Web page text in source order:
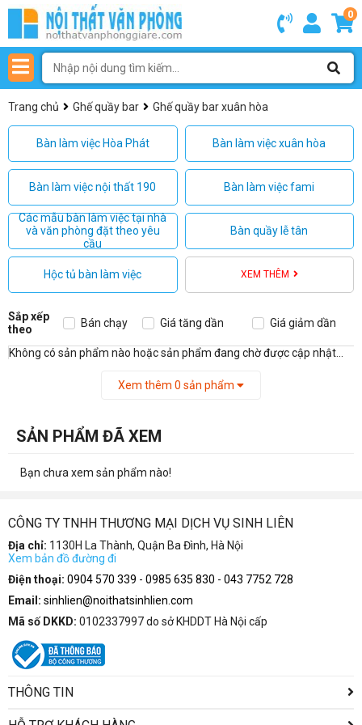
0
Trang chủ Ghế quầy bar Ghế quầy bar xuân hòa
Bàn làm việc Hòa Phát Bàn làm việc xuân hòa
Bàn làm việc nội thất 190 Bàn làm việc fami
Các mẫu bàn làm việc tại nhà
và văn phòng đặt theo yêu
cầu
Bàn quầy lễ tân
Hộc tủ bàn làm việc XEM THÊM
Sắp xếp
theo
Bán chạy Giá tăng dần Giá giảm dần
Không có sản phẩm nào hoặc sản phẩm đang chờ được cập nhật...
Xem thêm 0 sản phẩm
SẢN PHẨM ĐÃ XEM
Bạn chưa xem sản phẩm nào!
CÔNG TY TNHH THƯƠNG MẠI DỊCH VỤ SINH LIÊN
Địa chỉ: 1130H La Thành, Quận Ba Đình, Hà Nội
Xem bản đồ đường đi
Điện thoại: 0904 570 339 - 0985 635 830 - 043 7752 728
Email: sinhlien@noithatsinhlien.com
Mã số DKKD: 0102337997 do sở KHDDT Hà Nội cấp
THÔNG TIN